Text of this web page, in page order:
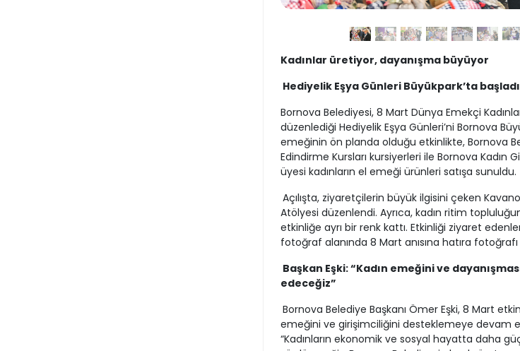
Kadınlar üretiyor, dayanışma büyüyor
Hediyelik Eşya Günleri Büyükpark’ta başladı
Bornova Belediyesi, 8 Mart Dünya Emekçi
düzenlediği Hediyelik Eşya Günleri’ni Bornova
emeğinin ön planda olduğu etkinlikte, Bornova
Edindirme Kursları kursiyerleri ile Bornova Kadın
üyesi kadınların el emeği ürünleri satışa sunuldu.
Açılışta, ziyaretçilerin büyük ilgisini çeken
Atölyesi düzenlendi. Ayrıca, kadın ritim
etkinliğe ayrı bir renk kattı. Etkinliği ziyaret
fotoğraf alanında 8 Mart anısına hatıra
Başkan Eşki: “Kadın emeğini ve
edeceğiz”
Bornova Belediye Başkanı Ömer Eşki, 8 Mart
emeğini ve girişimciliğini desteklemeye devam
“Kadınların ekonomik ve sosyal hayatta daha